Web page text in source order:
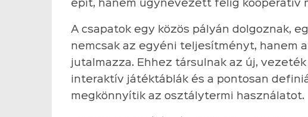
épít, hanem úgynevezett félig kooperatív
A csapatok egy közös pályán dolgoznak,
nemcsak az egyéni teljesítményt, hanem
jutalmazza. Ehhez társulnak az új,
interaktív játéktáblák és a pontosan
megkönnyítik az osztálytermi használatot.